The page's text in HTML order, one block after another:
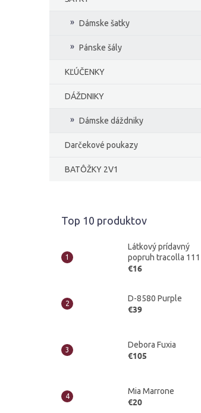
Dámske šatky
Pánske šály
KĽÚČENKY
DÁŽDNIKY
Dámske dáždniky
Darčekové poukazy
BATÔŽKY 2V1
Top 10 produktov
Látkový prídavný
popruh tracolla 111
€16
D-8580 Purple
€39
Debora Fuxia
€105
Mia Marrone
€20